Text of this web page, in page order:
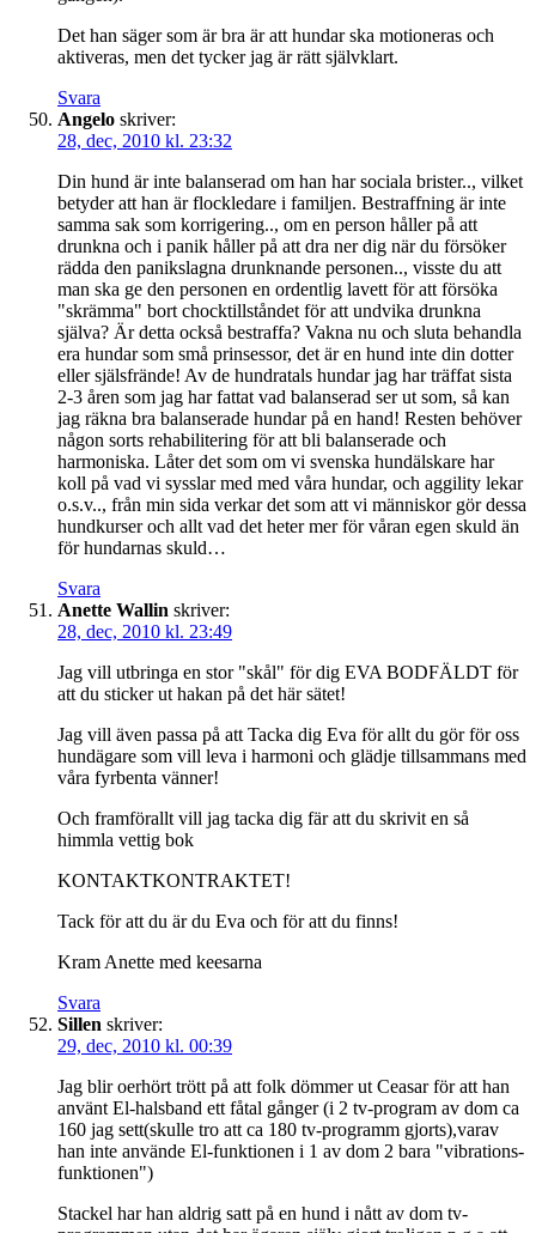
Det han säger som är bra är att hundar ska motioneras och
aktiveras, men det tycker jag är rätt självklart.
Svara
Angelo skriver:
28, dec, 2010 kl. 23:32
Din hund är inte balanserad om han har sociala brister.., vilket
betyder att han är flockledare i familjen. Bestraffning är inte
samma sak som korrigering.., om en person håller på att
drunkna och i panik håller på att dra ner dig när du försöker
rädda den panikslagna drunknande personen.., visste du att
man ska ge den personen en ordentlig lavett för att försöka
"skrämma" bort chocktillståndet för att undvika drunkna
själva? Är detta också bestraffa? Vakna nu och sluta behandla
era hundar som små prinsessor, det är en hund inte din dotter
eller själsfrände! Av de hundratals hundar jag har träffat sista
2-3 åren som jag har fattat vad balanserad ser ut som, så kan
jag räkna bra balanserade hundar på en hand! Resten behöver
någon sorts rehabilitering för att bli balanserade och
harmoniska. Låter det som om vi svenska hundälskare har
koll på vad vi sysslar med med våra hundar, och aggility lekar
o.s.v.., från min sida verkar det som att vi människor gör dessa
hundkurser och allt vad det heter mer för våran egen skuld än
för hundarnas skuld…
Svara
Anette Wallin skriver:
28, dec, 2010 kl. 23:49
Jag vill utbringa en stor "skål" för dig EVA BODFÄLDT för
att du sticker ut hakan på det här sätet!
Jag vill även passa på att Tacka dig Eva för allt du gör för oss
hundägare som vill leva i harmoni och glädje tillsammans med
våra fyrbenta vänner!
Och framförallt vill jag tacka dig fär att du skrivit en så
himmla vettig bok
KONTAKTKONTRAKTET!
Tack för att du är du Eva och för att du finns!
Kram Anette med keesarna
Svara
Sillen skriver:
29, dec, 2010 kl. 00:39
Jag blir oerhört trött på att folk dömmer ut Ceasar för att han
använt El-halsband ett fåtal gånger (i 2 tv-program av dom ca
160 jag sett(skulle tro att ca 180 tv-programm gjorts),varav
han inte använde El-funktionen i 1 av dom 2 bara "vibrations-
funktionen")
Stackel har han aldrig satt på en hund i nått av dom tv-